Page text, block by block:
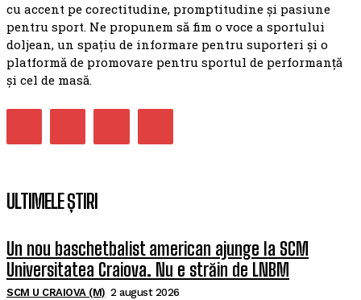
cu accent pe corectitudine, promptitudine și pasiune
pentru sport. Ne propunem să fim o voce a sportului
doljean, un spațiu de informare pentru suporteri și o
platformă de promovare pentru sportul de performanță
și cel de masă.
ULTIMELE ȘTIRI
Un nou baschetbalist american ajunge la SCM
Universitatea Craiova. Nu e străin de LNBM
SCM U CRAIOVA (M) 2 august 2026